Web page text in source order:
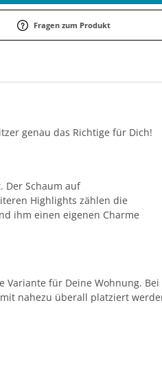
Fragen zum Produkt
genau das Richtige für Dich!
Der Schaum auf
Highlights zählen die
ihm einen eigenen Charme
für Deine Wohnung. Bei
nahezu überall platziert